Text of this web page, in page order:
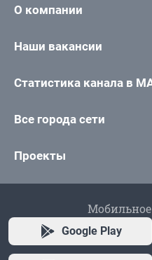
О компании
Наши вакансии
Статистика канала в
Все города сети
Проекты
Google Play